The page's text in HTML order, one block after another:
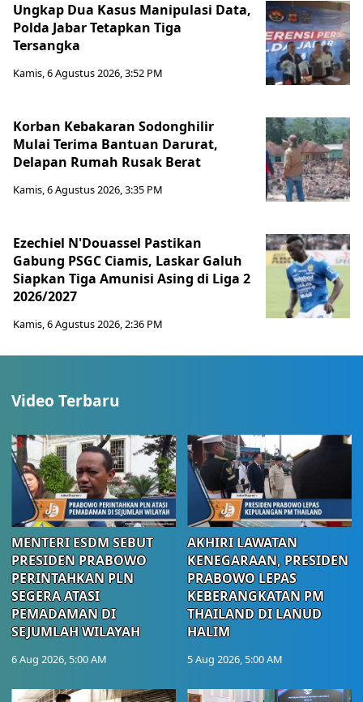
Ungkap Dua Kasus Manipulasi Data,
Polda Jabar Tetapkan Tiga
Tersangka
Kamis, 6 Agustus 2026, 3:52 PM
Korban Kebakaran Sodonghilir
Mulai Terima Bantuan Darurat,
Delapan Rumah Rusak Berat
Kamis, 6 Agustus 2026, 3:35 PM
Ezechiel N'Douassel Pastikan
Gabung PSGC Ciamis, Laskar Galuh
Siapkan Tiga Amunisi Asing di Liga 2
2026/2027
Kamis, 6 Agustus 2026, 2:36 PM
Video Terbaru
MENTERI ESDM SEBUT
PRESIDEN PRABOWO
PERINTAHKAN PLN
SEGERA ATASI
PEMADAMAN DI
SEJUMLAH WILAYAH
6 Aug 2026, 5:00 AM
AKHIRI LAWATAN
KENEGARAAN, PRESIDEN
PRABOWO LEPAS
KEBERANGKATAN PM
THAILAND DI LANUD
HALIM
5 Aug 2026, 5:00 AM